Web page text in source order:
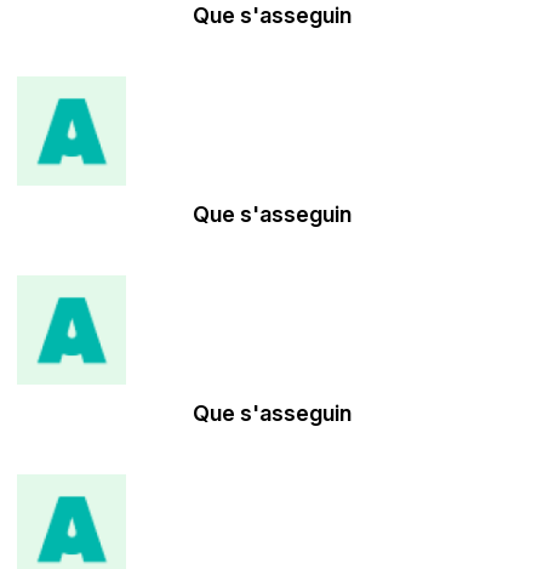
Que s'asseguin
Que s'asseguin
Que s'asseguin